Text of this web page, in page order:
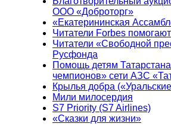
ООО «Доброторг»
«Екатерининская
Читатели Forbes
Читатели «Свободной
Русфонда
Помощь детям
чемпионов» сети АЗС
Крылья добра
Мили милосердия
S7 Priority (S7 Airlines)
«Сказки для жизни»